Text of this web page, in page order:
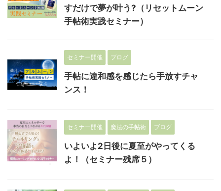
すだけで夢が叶う?（リセットムーン
手帖術実践セミナー）
セミナー開催 ブログ
手帖に違和感を感じたら手放すチャ
ンス！
セミナー開催 魔法の手帖術 ブログ
いよいよ2日後に夏至がやってくる
よ！（セミナー残席５）